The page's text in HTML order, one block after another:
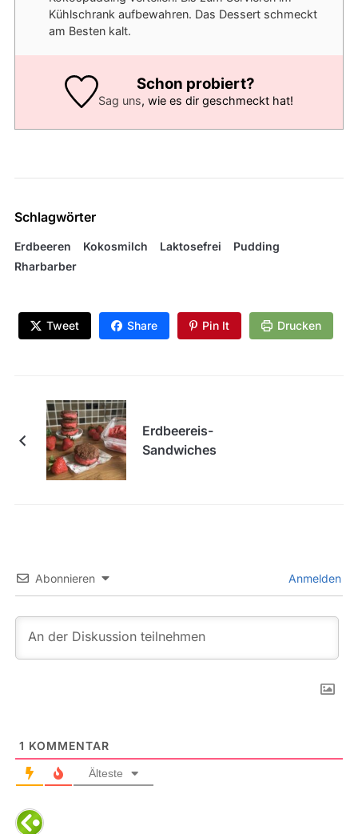
Kühlschrank aufbewahren. Das Dessert schmeckt
am Besten kalt.
Schon probiert?
Sag uns, wie es dir geschmeckt hat!
Schlagwörter
Erdbeeren Kokosmilch Laktosefrei
Pudding
Rharbarber
Tweet Share Pin It Drucken
Erdbeereis-
Sandwiches
Abonnieren Anmelden
1 KOMMENTAR
Älteste